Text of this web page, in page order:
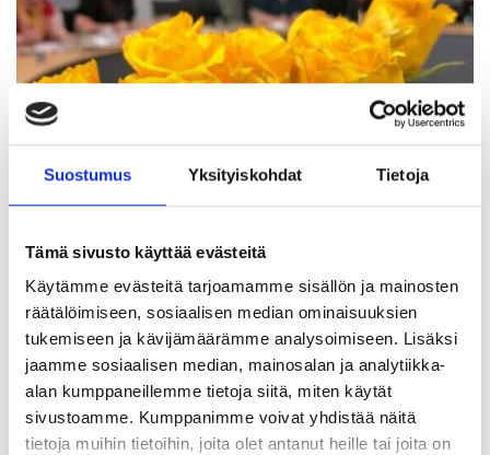
Suostumus Yksityiskohdat Tietoja
Tämä sivusto käyttää evästeitä
Käytämme evästeitä tarjoamamme sisällön ja mainosten
räätälöimiseen, sosiaalisen median ominaisuuksien
tukemiseen ja kävijämäärämme analysoimiseen. Lisäksi
jaamme sosiaalisen median, mainosalan ja analytiikka-
alan kumppaneillemme tietoja siitä, miten käytät
sivustoamme. Kumppanimme voivat yhdistää näitä
tietoja muihin tietoihin, joita olet antanut heille tai joita on
Opiskelijan edut
Opiskelijajäsenenä saat samat edut kuin kaikki muutkin,
vaikka jäsenyytesi on ilmainen.
Tutustu etuihin